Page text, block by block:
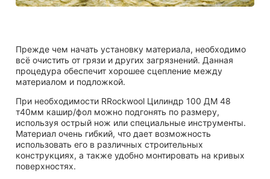
Прежде чем начать установку материала, необходимо
всё очистить от грязи и других загрязнений. Данная
процедура обеспечит хорошее сцепление между
материалом и подложкой.
При необходимости RRockwool Цилиндр 100 ДМ 48
т40мм кашир/фол можно подгонять по размеру,
используя острый нож или специальные инструменты.
Материал очень гибкий, что дает возможность
использовать его в различных строительных
конструкциях, а также удобно монтировать на кривых
поверхностях.